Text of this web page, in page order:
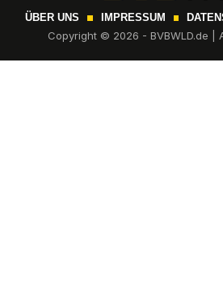
ÜBER UNS IMPRESSUM
Copyright © 2026 - BVBWLD.de |